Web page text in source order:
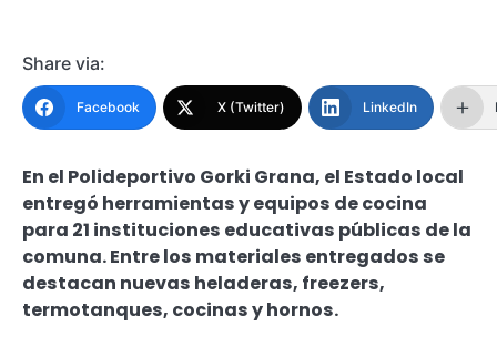
Share via:
Facebook X (Twitter) LinkedIn
En el Polideportivo Gorki Grana, el Estado local
entregó herramientas y equipos de cocina
para 21 instituciones educativas públicas de la
comuna. Entre los materiales entregados se
destacan nuevas heladeras, freezers,
termotanques, cocinas y hornos.